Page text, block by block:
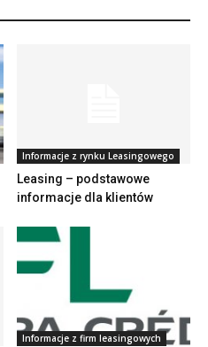
Informacje z rynku Leasingowego
Leasing – podstawowe
informacje dla klientów
Informacje z firm leasingowych